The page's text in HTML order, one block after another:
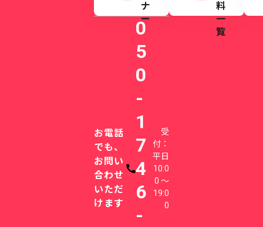
ナ
ー
料
一
覧
お電話
でも、
お問い
合わせ
いただ
けます
電話番号
0
5
0
-
1
7
4
6
-
受
付：
平日
10:0
0 〜
19:0
0